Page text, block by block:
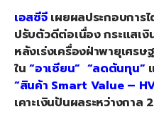
เอสซีจีเผยผลประกอบการ
ปรับตัวดีต่อเนื่อง กระแสเ
หลังเร่งเครื่องฝ่าพายุเศรษ
ใน“อาเซียน” “ลดต้นทุน”
“สินค้า Smart Value –
เคาะเงินปันผลระหว่างกาล